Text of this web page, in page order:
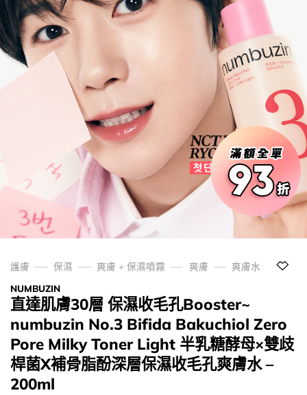
護膚 保濕 爽膚 + 保濕噴霧 爽膚
爽膚水
NUMBUZIN
直達肌膚30層 保濕收毛孔Booster~
numbuzin No.3 Bifida Bakuchiol Zero
Pore Milky Toner Light 半乳糖酵母×雙歧
桿菌X補骨脂酚深層保濕收毛孔爽膚水 –
200ml